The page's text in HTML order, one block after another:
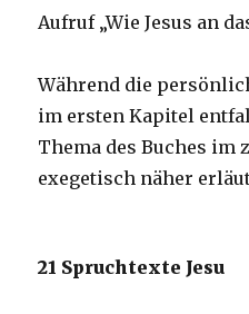
Aufruf „Wie Jesus an
Während die
im ersten Kapitel
Thema des Buches im
exegetisch näher
21 Spruchtexte Jesu